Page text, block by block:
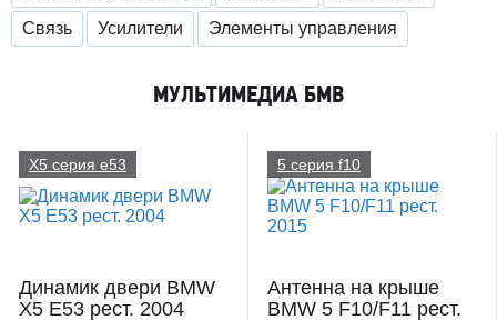
Связь Усилители Элементы управления
МУЛЬТИМЕДИА БМВ
X5 серия e53
Динамик двери BMW
X5 E53 рест. 2004
5 серия f10
Антенна на крыше
BMW 5 F10/F11 рест.